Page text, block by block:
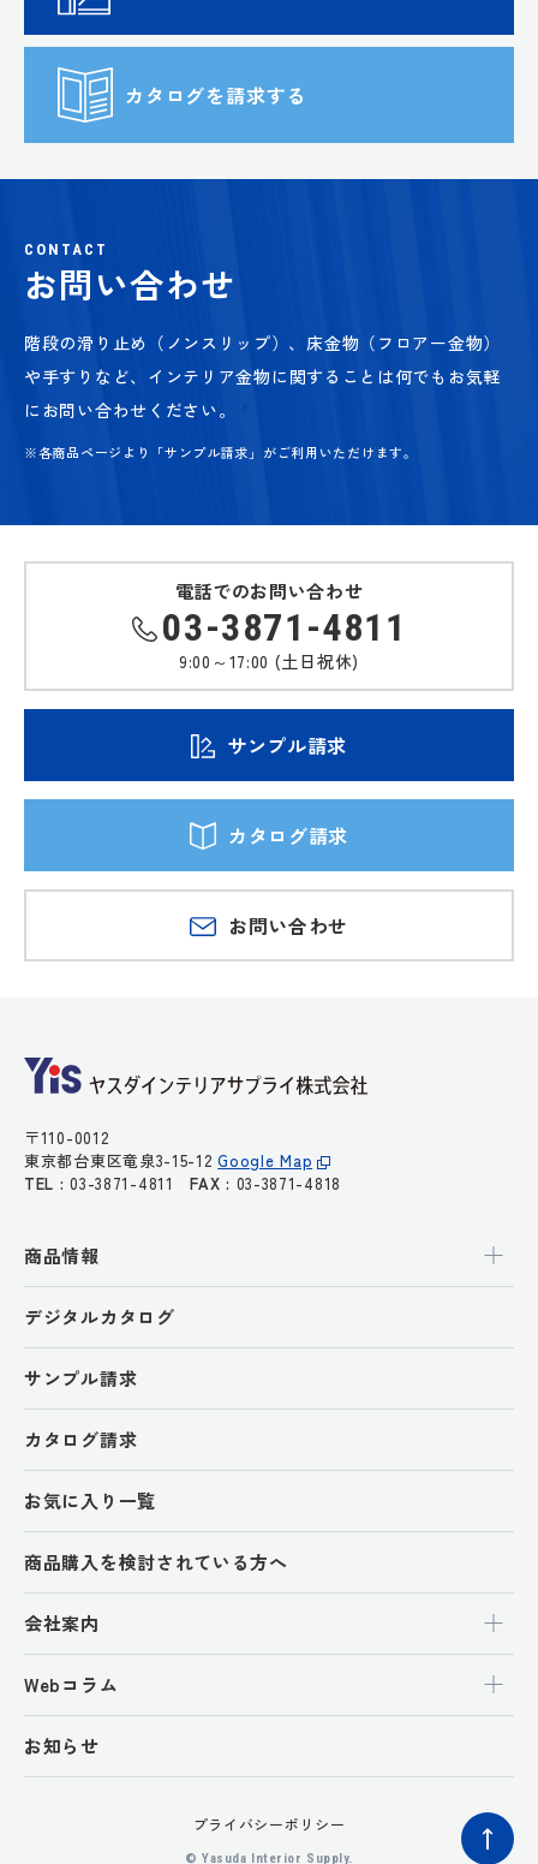
カタログを請求する
CONTACT
お問い合わせ
階段の滑り止め（ノンスリップ）、床金物（フロアー金物）
や手すりなど、 インテリア金物に関することは何でもお気軽
にお問い合わせください。
※各商品ページより「サンプル請求」がご利用いただけます。
電話でのお問い合わせ
03-3871-4811
9:00～17:00 (土日祝休)
サンプル請求
カタログ請求
お問い合わせ
〒110-0012
東京都台東区竜泉3-15-12Google Map
TEL : 03-3871-4811FAX : 03-3871-4818
商品情報
デジタルカタログ
サンプル請求
カタログ請求
お気に入り一覧
商品購入を検討されている方へ
会社案内
Webコラム
お知らせ
プライバシーポリシー
© Yasuda Interior Supply.